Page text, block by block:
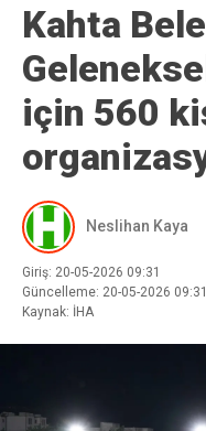
Kahta
için 560
Neslihan Kaya
Giriş: 20-05-2026 09:31
Güncelleme: 20-05-2026 09:31
Kaynak: İHA